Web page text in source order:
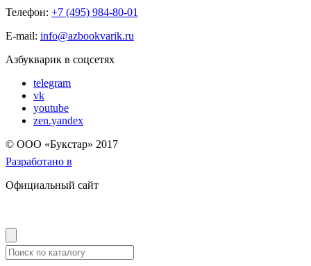
Телефон: +7 (495) 984-80-01
E-mail: info@azbookvarik.ru
Азбукварик в соцсетях
telegram
vk
youtube
zen.yandex
© OOO «Букстар» 2017
Разработано в
Официальный сайт